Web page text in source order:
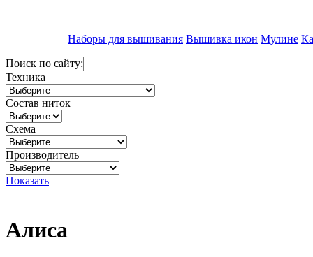
Наборы для вышивания Вышивка икон Мулине
Поиск по сайту:
Техника
Состав ниток
Схема
Производитель
Показать
Алиса